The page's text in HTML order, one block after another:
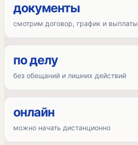
документы
смотрим договор, график и выплаты
по делу
без обещаний и лишних действий
онлайн
можно начать дистанционно